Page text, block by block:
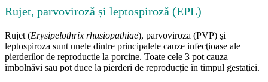
Rujet, parvoviroză și leptospiroză (EPL)
Rujet (Erysipelothrix rhusiopathiae), parvoviroza (PVP) şi
leptospiroza sunt unele dintre principalele cauze infecţioase ale
pierderilor de reproductie la porcine. Toate cele 3 pot cauza
îmbolnăvi sau pot duce la pierderi de reproducție în timpul gestaţiei.